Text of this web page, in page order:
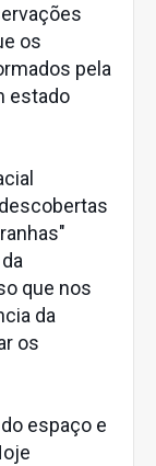
os
pela
estado
que nos
da
os
espaço e